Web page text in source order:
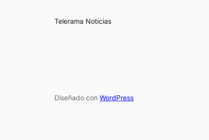
Telerama Noticias
Diseñado con WordPress